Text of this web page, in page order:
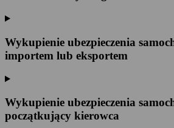
Wykupienie ubezpieczenia
importem lub eksportem
Wykupienie ubezpieczenia
początkujący kierowca